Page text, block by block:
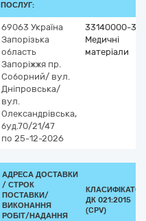
ПОСЛУГ:
69063 Україна
Запорізька
область
Запоріжжя пр.
Соборний/ вул.
Дніпровська/
вул.
Олександрівська,
буд.70/21/47
по 25-12-2026
33140000-3
Медичні
матеріали
АДРЕСА ДОСТАВКИ
/ СТРОК
ПОСТАВКИ/
ВИКОНАННЯ
РОБІТ/НАДАННЯ
КЛАСИФІКАТОР
ДК 021:2015
(CPV)